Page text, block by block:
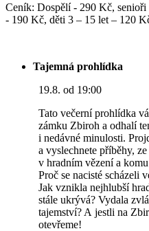
Ceník: Dospělí - 290 Kč, senioři
- 190 Kč, děti 3 – 15 let – 120
Tajemná prohlídka
19.8. od 19:00
Tato večerní prohlídka
zámku Zbiroh a odhalí
i nedávné minulosti.
a vyslechnete příběhy,
v hradním vězení a
Proč se nacisté scházeli
Jak vznikla nejhlubší
stále ukrývá? Vydala
tajemství? A jestli na
otevřeme!